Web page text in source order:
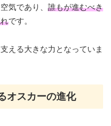
気であり、 誰もが進むべき
です。
える大きな力となっていま
オスカーの進化